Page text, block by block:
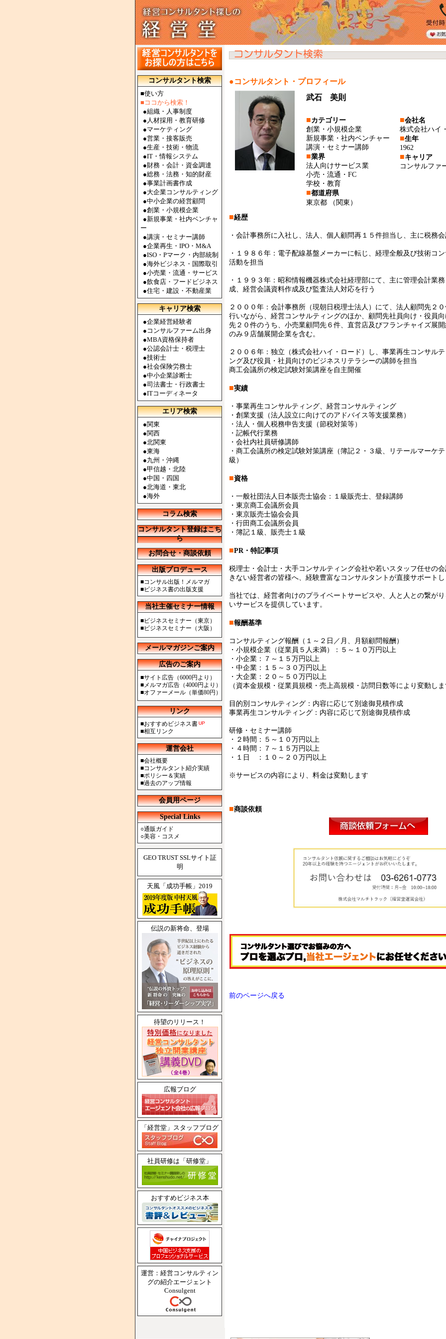
コンサルタント検索
■使い方
■ココから検索！
●組織・人事制度
● 人材採用・教育研修
●マーケティング
●営業・接客販売
●生産・技術・物流
●IT・情報システム
●財務・会計・資金調達
●総務・法務・知的財産
●事業計画書作成
●大企業コンサルティング
●中小企業の経営顧問
●創業・小規模企業
●新規事業・社内ベンチャ
ー
●講演・セミナー講師
●企業再生・IPO・M&A
●ISO・Pマーク・内部統制
●海外ビジネス・国際取引
●小売業・流通・サービス
●飲食店・フードビジネス
●住宅・建設・不動産業
キャリア検索
●企業経営経験者
● コンサルファーム出身
●MBA資格保持者
●公認会計士・税理士
●技術士
●社会保険労務士
●中小企業診断士
●司法書士・行政書士
●ITコーディネータ
エリア検索
●関東
●関西
●北関東
●東海
●九州・沖縄
●甲信越・北陸
●中国・四国
●北海道・東北
●海外
コラム検索
コンサルタント登録はこち
ら
お問合せ・商談依頼
出版プロデュース
■コンサル出版！メルマガ
■ビジネス書の出版支援
当社主催セミナー情報
■ビジネスセミナー（東京）
■ビジネスセミナー（大阪）
メールマガジンご案内
広告のご案内
■サイト広告（6000円より）
■メルマガ広告（4000円より）
■オファーメール（単価80円）
リンク
■おすすめビジネス書
■相互リンク
運営会社
■会社概要
■コンサルタント紹介実績
■ポリシー＆実績
■過去のアップ情報
会員用ページ
Special Links
○通販ガイド
○美容・コスメ
GEO TRUST SSLサイト証
明
天風「成功手帳」2019
伝説の新将命、登場
待望のリリース！
広報ブログ
「経営堂」スタッフブログ
社員研修は「研修堂」
おすすめビジネス本
運営：経営コンサルティン
グの紹介エージェント
Consulgent
●コンサルタント・プロフィール
武石 美則
■カテゴリー
創業・小規模企業
新規事業・社内ベンチャー
講演・セミナー講師
■業界
法人向けサービス業
小売・流通・FC
学校・教育
■都道府県
東京都
（関東）
■会社名
株式会社ハイ
■生年
1962
■キャリア
コンサルファ
■経歴
・会計事務所に入社し、法人、個人顧問再１５件担当し、主に税務
・１９８６年：電子配線基盤メーカーに転じ、経理全般及び技術コ
活動を担当
・１９９３年：昭和情報機器株式会社経理部にて、主に管理会計業
成、経営会議資料作成及び監査法人対応を行う
２０００年：会計事務所（現朝日税理士法人）にて、法人顧問先２
行いながら、経営コンサルティングのほか、顧問先社員向け・役員
先２０件のうち、小売業顧問先６件、直営店及びフランチャイズ展
のみ９店舗展開企業を含む。
２００６年：独立（株式会社ハイ・ロード）し、事業再生コンサル
ング及び役員・社員向けのビジネスリテラシーの講師を担当
商工会議所の検定試験対策講座を自主開催
■実績
・事業再生コンサルティング、経営コンサルティング
・創業支援（法人設立に向けてのアドバイス等支援業務）
・法人・個人税務申告支援（節税対策等）
・記帳代行業務
・会社内社員研修講師
・商工会議所の検定試験対策講座（簿記２・３級、リテールマーケ
級）
■資格
・一般社団法人日本販売士協会：１級販売士、登録講師
・東京商工会議所会員
・東京販売士協会会員
・行田商工会議所会員
・簿記１級、販売士１級
■PR・特記事項
税理士・会計士・大手コンサルティング会社や若いスタッフ任せの
きない経営者の皆様へ、経験豊富なコンサルタントが直接サポート
当社では、経営者向けのプライベートサービスや、人と人との繋が
いサービスを提供しています。
■報酬基準
コンサルティング報酬（１～２日／月、月額顧問報酬）
・小規模企業（従業員５人未満）：５～１０万円以上
・小企業：７～１５万円以上
・中企業：１５～３０万円以上
・大企業：２０～５０万円以上
（資本金規模・従業員規模・売上高規模・訪問日数等により変動し
目的別コンサルティング：内容に応じて別途御見積作成
事業再生コンサルティング：内容に応じて別途御見積作成
研修・セミナー講師
・２時間：５～１０万円以上
・４時間：７～１５万円以上
・１日 ：１０～２０万円以上
※サービスの内容により、料金は変動します
■商談依頼
前のページへ戻る